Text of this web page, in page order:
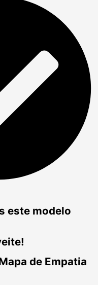
este modelo
de Empatia